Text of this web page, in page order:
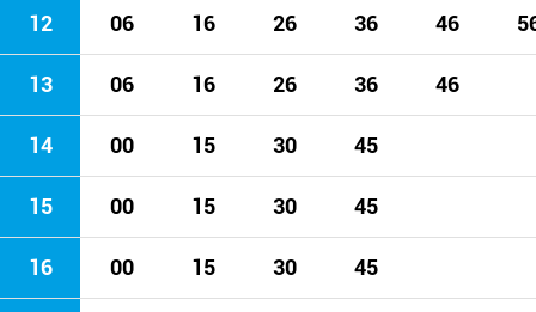
12 06 16 26 36 46
13 06 16 26 36 46
14 00 15 30 45
15 00 15 30 45
16 00 15 30 45